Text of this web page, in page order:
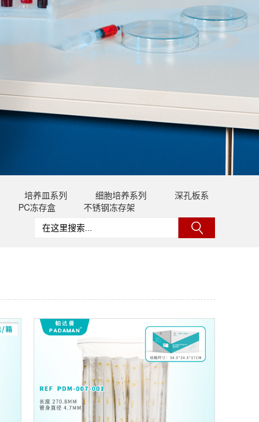
培养皿系列 细胞培养系列
深孔板系
PC冻存盒 不锈钢冻存架